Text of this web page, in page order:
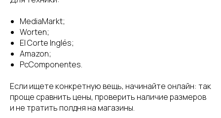
MediaMarkt;
Worten;
El Corte Inglés;
Amazon;
PcComponentes.
Если ищете конкретную вещь, начинайте онлайн: так
проще сравнить цены, проверить наличие размеров
и не тратить полдня на магазины.